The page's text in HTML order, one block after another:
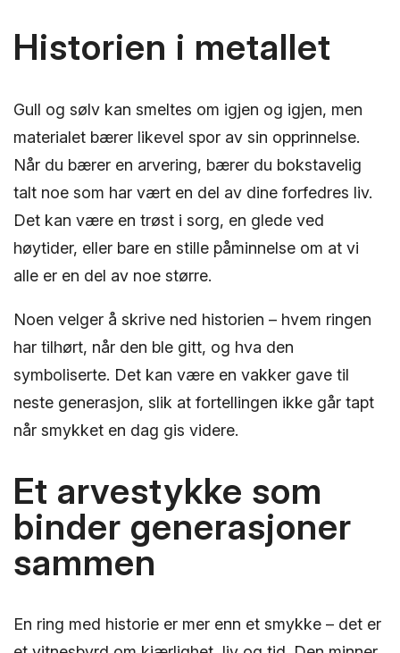
Historien i metallet
Gull og sølv kan smeltes om igjen og igjen, men
materialet bærer likevel spor av sin opprinnelse.
Når du bærer en arvering, bærer du bokstavelig
talt noe som har vært en del av dine forfedres liv.
Det kan være en trøst i sorg, en glede ved
høytider, eller bare en stille påminnelse om at vi
alle er en del av noe større.
Noen velger å skrive ned historien – hvem ringen
har tilhørt, når den ble gitt, og hva den
symboliserte. Det kan være en vakker gave til
neste generasjon, slik at fortellingen ikke går tapt
når smykket en dag gis videre.
Et arvestykke som
binder generasjoner
sammen
En ring med historie er mer enn et smykke – det er